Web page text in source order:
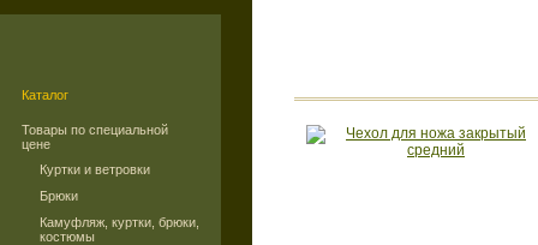
Каталог
Товары по специальной
цене
Куртки и ветровки
Брюки
Камуфляж, куртки, брюки,
костюмы